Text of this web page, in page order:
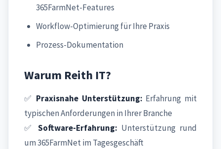
365FarmNet-Features
Workflow-Optimierung für Ihre Praxis
Prozess-Dokumentation
Warum Reith IT?
✅ Praxisnahe Unterstützung: Erfahrung mit
typischen Anforderungen in Ihrer Branche
✅ Software-Erfahrung: Unterstützung rund
um 365FarmNet im Tagesgeschäft